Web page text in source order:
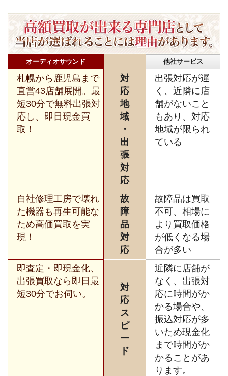
オーディオサウンド 他社サービス
札幌から鹿児島まで
直営43店舗展開。最
短30分で無料出張対
応し、即日現金買
取！
対
応
地
域
・
出
張
対
応
出張対応が遅
く、近隣に店
舗がないこと
もあり、対応
地域が限られ
ている
自社修理工房で壊れ
た機器も再生可能な
ため高価買取を実
現！
故
障
品
対
応
故障品は買取
不可、相場に
より買取価格
が低くなる場
合が多い
即査定・即現金化、
出張買取なら即日最
短30分でお伺い。
対
応
ス
ピ
ー
ド
近隣に店舗が
なく、出張対
応に時間がか
かる場合や、
振込対応が多
いため現金化
まで時間がか
かることがあ
ります。